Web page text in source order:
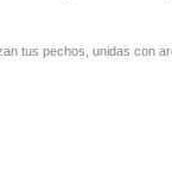
tus pechos, unidas con